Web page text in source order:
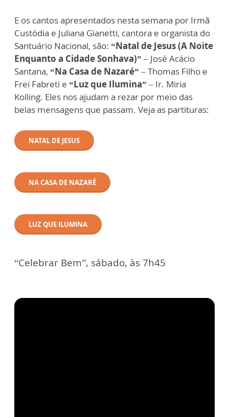
E os cantos apresentados nesta semana por Irmã
Custódia e Juliana Gianetti, cantora e organista do
Santuário Nacional, são: “Natal de Jesus (A Noite
Enquanto a Cidade Sonhava)” – José Acácio
Santana, “Na Casa de Nazaré” – Thomas Filho e
Frei Fabreti e “Luz que Ilumina” – Ir. Miria
Kolling. Eles nos ajudam a rezar por meio das
belas mensagens que passam. Veja as partituras:
NATAL DE JESUS
NA CASA DE NAZARÉ
LUZ QUE ILUMINA
“Celebrar Bem”, sábado, às 7h45